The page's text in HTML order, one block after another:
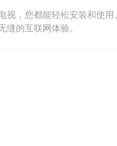
，您都能轻松安装和使用。
的互联网体验。